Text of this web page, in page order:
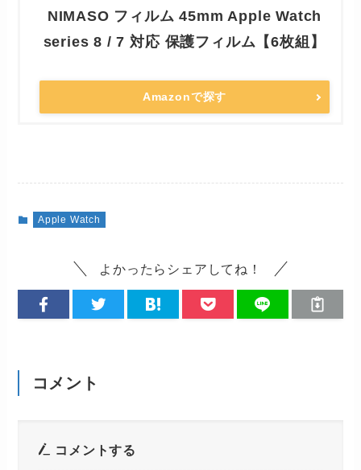
NIMASO フィルム 45mm Apple Watch
series 8 / 7 対応 保護フィルム【6枚組】
Amazonで探す
Apple Watch
よかったらシェアしてね！
コメント
コメントする